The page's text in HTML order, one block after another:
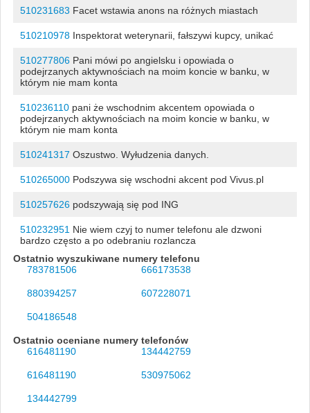
510231683 Facet wstawia anons na różnych miastach
510210978Inspektorat weterynarii, fałszywi kupcy, unikać
510277806Pani mówi po angielsku i opowiada o
podejrzanych aktywnościach na moim koncie w banku, w
którym nie mam konta
510236110pani że wschodnim akcentem opowiada o
podejrzanych aktywnościach na moim koncie w banku, w
którym nie mam konta
510241317 Oszustwo. Wyłudzenia danych.
510265000Podszywa się wschodni akcent pod Vivus.pl
510257626podszywają się pod ING
510232951 Nie wiem czyj to numer telefonu ale dzwoni
bardzo często a po odebraniu rozlancza
Ostatnio wyszukiwane numery telefonu
783781506
666173538
880394257 607228071
504186548
Ostatnio oceniane numery telefonów
616481190
134442759
616481190 530975062
134442799